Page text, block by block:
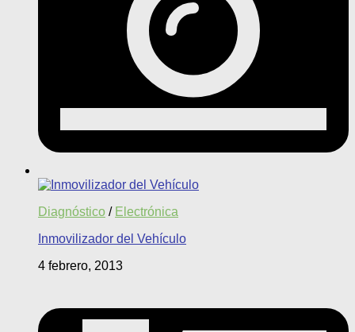
Diagnóstico / Electrónica
Inmovilizador del Vehículo
4 febrero, 2013